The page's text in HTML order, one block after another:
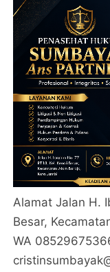
Alamat Jalan H.
Besar,
WA